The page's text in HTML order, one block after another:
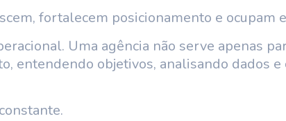
fortalecem posicionamento e ocupam
Uma agência não serve apenas
entendendo objetivos, analisando dados